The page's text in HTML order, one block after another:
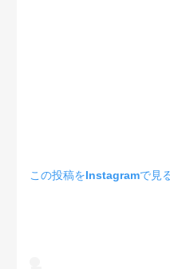
この投稿をInstagramで見